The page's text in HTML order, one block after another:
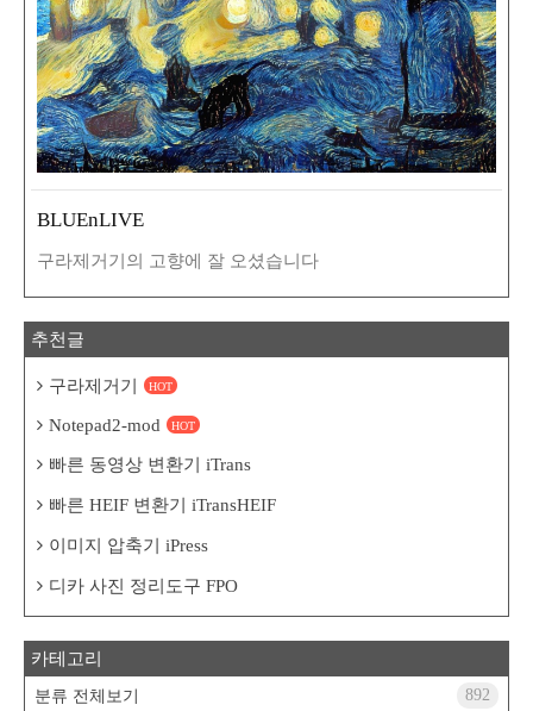
BLUEnLIVE
구라제거기의 고향에 잘 오셨습니다
추천글
구라제거기 HOT
Notepad2-mod HOT
빠른 동영상 변환기 iTrans
빠른 HEIF 변환기 iTransHEIF
이미지 압축기 iPress
디카 사진 정리도구 FPO
카테고리
분류 전체보기 892